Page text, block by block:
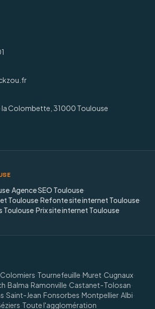
la Colombette, 31000 Toulouse
·Agence SEO Toulouse·
Toulouse·Refonte site internet Toulouse·
Toulouse·Prix site internet Toulouse
Colomiers·Tournefeuille·Muret·Cugnaux·
·Balma·Ramonville·Castanet-Tolosan·
·Saint-Jean·Fonsorbes·Montpellier·Albi·
·Toute l'agglomération